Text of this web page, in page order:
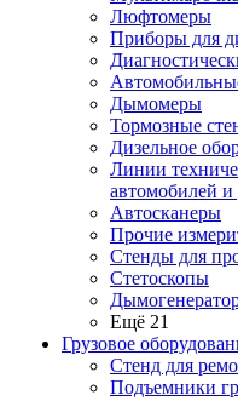
Люфтомеры
Приборы для
Дымомеры
Тормозные
Дизельное
Линии
автомобилей
Автосканеры
Прочие
Стенды для
Стетоскопы
Ещё 21
Грузовое
Стенд для
Подъемники